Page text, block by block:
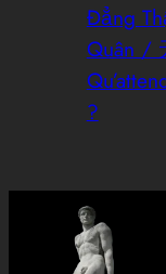
Đẳng
Quân /
?